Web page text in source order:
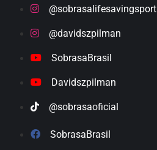
@sobrasalifesavingsport
@davidszpilman
SobrasaBrasil
Davidszpilman
@sobrasaoficial
SobrasaBrasil